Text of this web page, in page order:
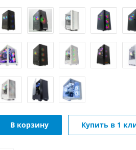
В корзину Купить в 1